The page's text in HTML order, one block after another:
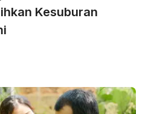
Kesuburan